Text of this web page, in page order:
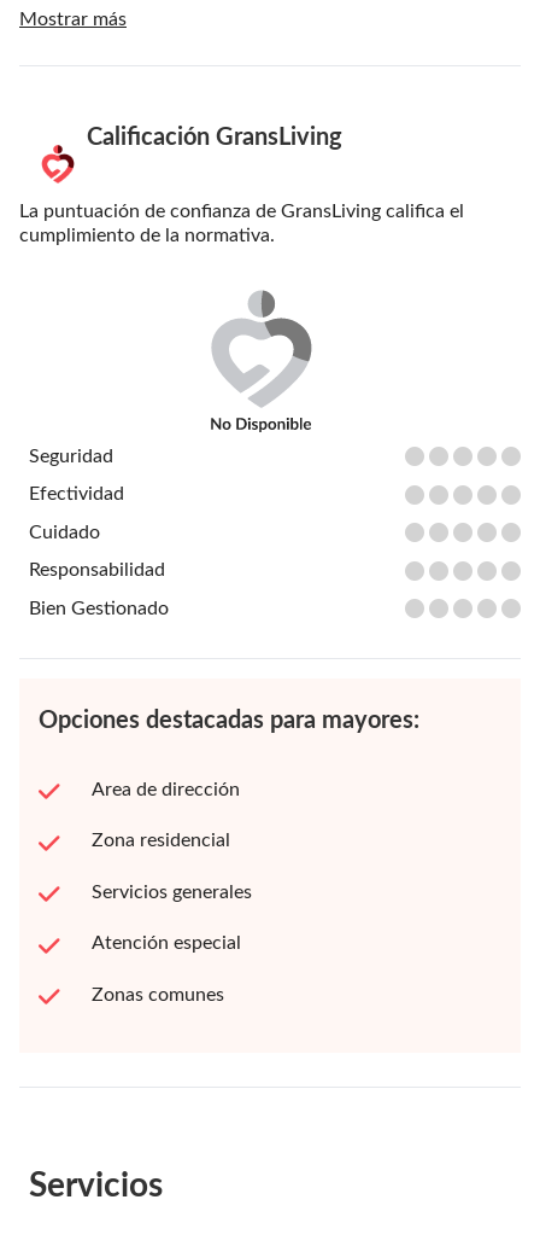
Mostrar más
Calificación GransLiving
La puntuación de confianza de GransLiving califica el
cumplimiento de la normativa.
Seguridad
Efectividad
Cuidado
Responsabilidad
Bien Gestionado
Opciones destacadas para mayores:
Area de dirección
Zona residencial
Servicios generales
Atención especial
Zonas comunes
Servicios